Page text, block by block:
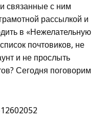
связанные с ним
рассылкой и
в «Нежелательную
почтовиков, не
и не прослыть
Сегодня поговорим